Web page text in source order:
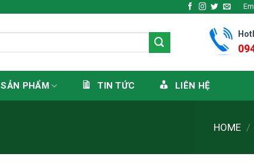
SẢN PHẨM TIN TỨC LIÊN HỆ
HOME /